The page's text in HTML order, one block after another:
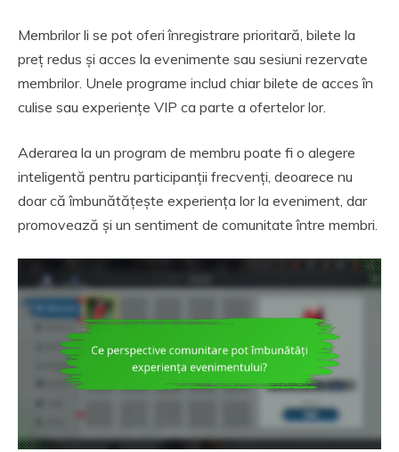
Membrilor li se pot oferi înregistrare prioritară, bilete la
preț redus și acces la evenimente sau sesiuni rezervate
membrilor. Unele programe includ chiar bilete de acces în
culise sau experiențe VIP ca parte a ofertelor lor.
Aderarea la un program de membru poate fi o alegere
inteligentă pentru participanții frecvenți, deoarece nu
doar că îmbunătățește experiența lor la eveniment, dar
promovează și un sentiment de comunitate între membri.